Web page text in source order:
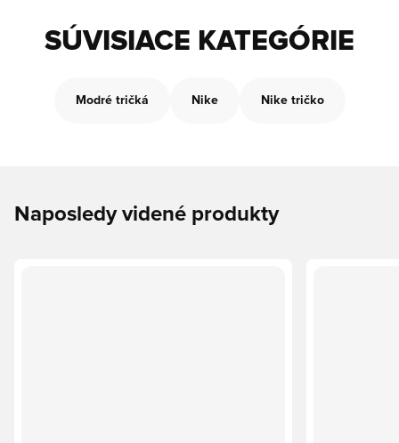
SÚVISIACE KATEGÓRIE
Modré tričká Nike Nike tričko
Naposledy videné produkty